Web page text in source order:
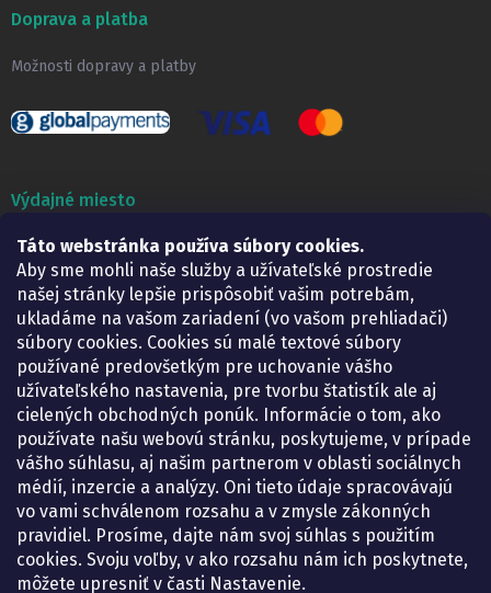
Táto webstránka používa súbory cookies.
Aby sme mohli naše služby a užívateľské prostredie
našej stránky lepšie prispôsobiť vašim potrebám,
ukladáme na vašom zariadení (vo vašom prehliadači)
súbory cookies. Cookies sú malé textové súbory
používané predovšetkým pre uchovanie vášho
užívateľského nastavenia, pre tvorbu štatistík ale aj
cielených obchodných ponúk. Informácie o tom, ako
používate našu webovú stránku, poskytujeme, v prípade
vášho súhlasu, aj našim partnerom v oblasti sociálnych
médií, inzercie a analýzy. Oni tieto údaje spracovávajú
vo vami schválenom rozsahu a v zmysle zákonných
pravidiel. Prosíme, dajte nám svoj súhlas s použitím
cookies. Svoju voľby, v ako rozsahu nám ich poskytnete,
môžete upresniť v časti Nastavenie.
Doprava a platba
Možnosti dopravy a platby
Výdajné miesto
Lekáreň ADONAI
Košice – Smetanova 2
Pondelok:
07.30 – 15.30 h.
Utorok:
07.30 – 16.00 h.
Streda:
07.30 – 16.00 h.
Štvrtok:
07.30 – 15.30 h.
Piatok:
07.30 – 15.30 h.
KONTAKT
eshop@lekarenadonai.sk
+421 948 203 203
Nájdete nás na Facebooku.
lekarenadonai/